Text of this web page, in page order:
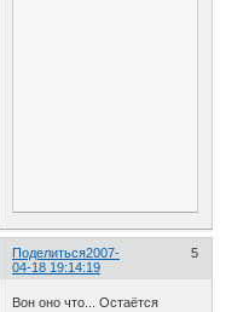
Поделиться 5
2007-
04-18 19:14:19
Вон оно что... Остаётся